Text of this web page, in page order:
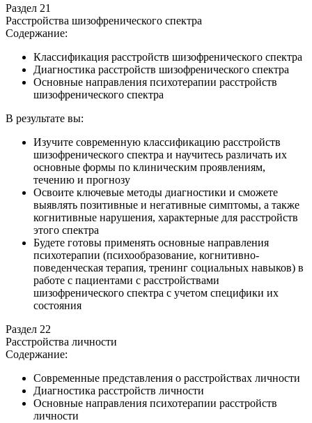
Раздел 21
Расстройства шизофренического спектра
Содержание:
Классификация расстройств шизофренического спектра
Диагностика расстройств шизофренического спектра
Основные направления психотерапии расстройств
шизофренического спектра
В результате вы:
Изучите современную классификацию расстройств
шизофренического спектра и научитесь различать их
основные формы по клиническим проявлениям,
течению и прогнозу
Освоите ключевые методы диагностики и сможете
выявлять позитивные и негативные симптомы, а также
когнитивные нарушения, характерные для расстройств
этого спектра
Будете готовы применять основные направления
психотерапии (психообразование, когнитивно-
поведенческая терапия, тренинг социальных навыков) в
работе с пациентами с расстройствами
шизофренического спектра с учетом специфики их
состояния
Раздел 22
Расстройства личности
Содержание:
Современные представления о расстройствах личности
Диагностика расстройств личности
Основные направления психотерапии расстройств
личности